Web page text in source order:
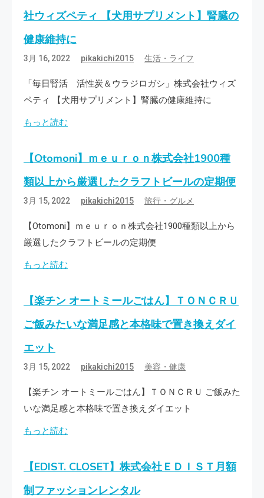
社ウィズペティ 【犬用サプリメント】腎臓の
健康維持に
3月 16, 2022 pikakichi2015 生活・ライフ
「毎日腎活 活性炭＆ウラジロガシ」株式会社ウィズ
ペティ 【犬用サプリメント】腎臓の健康維持に
もっと読む
【Otomoni】ｍｅｕｒｏｎ株式会社1900種
類以上から厳選したクラフトビールの定期便
3月 15, 2022 pikakichi2015 旅行・グルメ
【Otomoni】ｍｅｕｒｏｎ株式会社1900種類以上から
厳選したクラフトビールの定期便
もっと読む
【楽チン オートミールごはん】ＴＯＮＣＲＵ
ご飯みたいな満足感と本格味で置き換えダイ
エット
3月 15, 2022 pikakichi2015 美容・健康
【楽チン オートミールごはん】ＴＯＮＣＲＵ ご飯みた
いな満足感と本格味で置き換えダイエット
もっと読む
【EDIST. CLOSET】株式会社ＥＤＩＳＴ月額
制ファッションレンタル